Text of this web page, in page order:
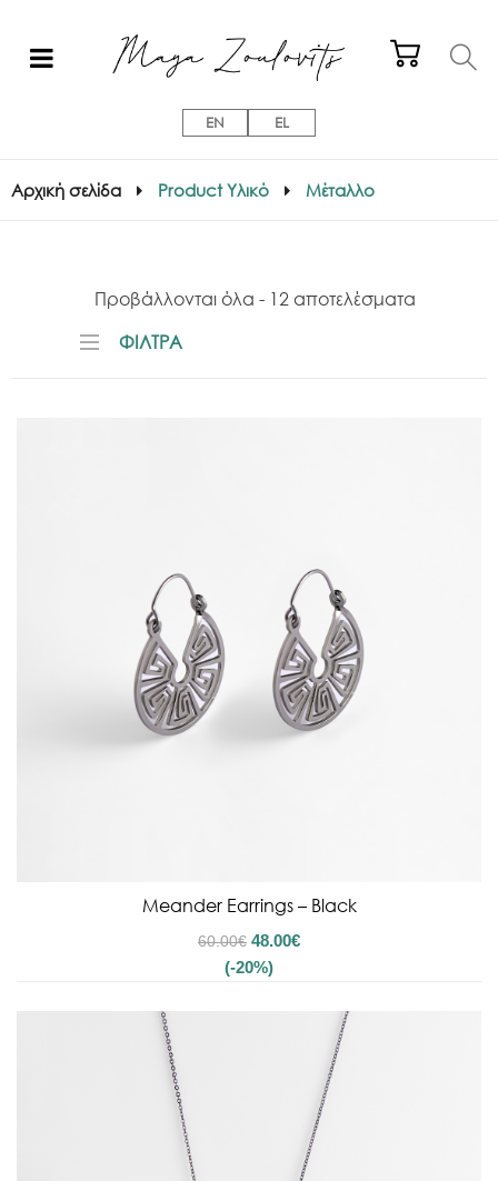
EN EL
Αρχική σελίδα Product Υλικό Μέταλλο
Προβάλλονται όλα - 12 αποτελέσματα
ΦΙΛΤΡΑ
Meander Earrings – Black
60.00€ 48.00€
(-20%)